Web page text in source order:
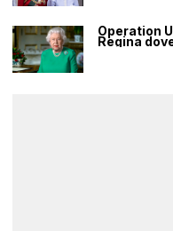
Operation
Regina